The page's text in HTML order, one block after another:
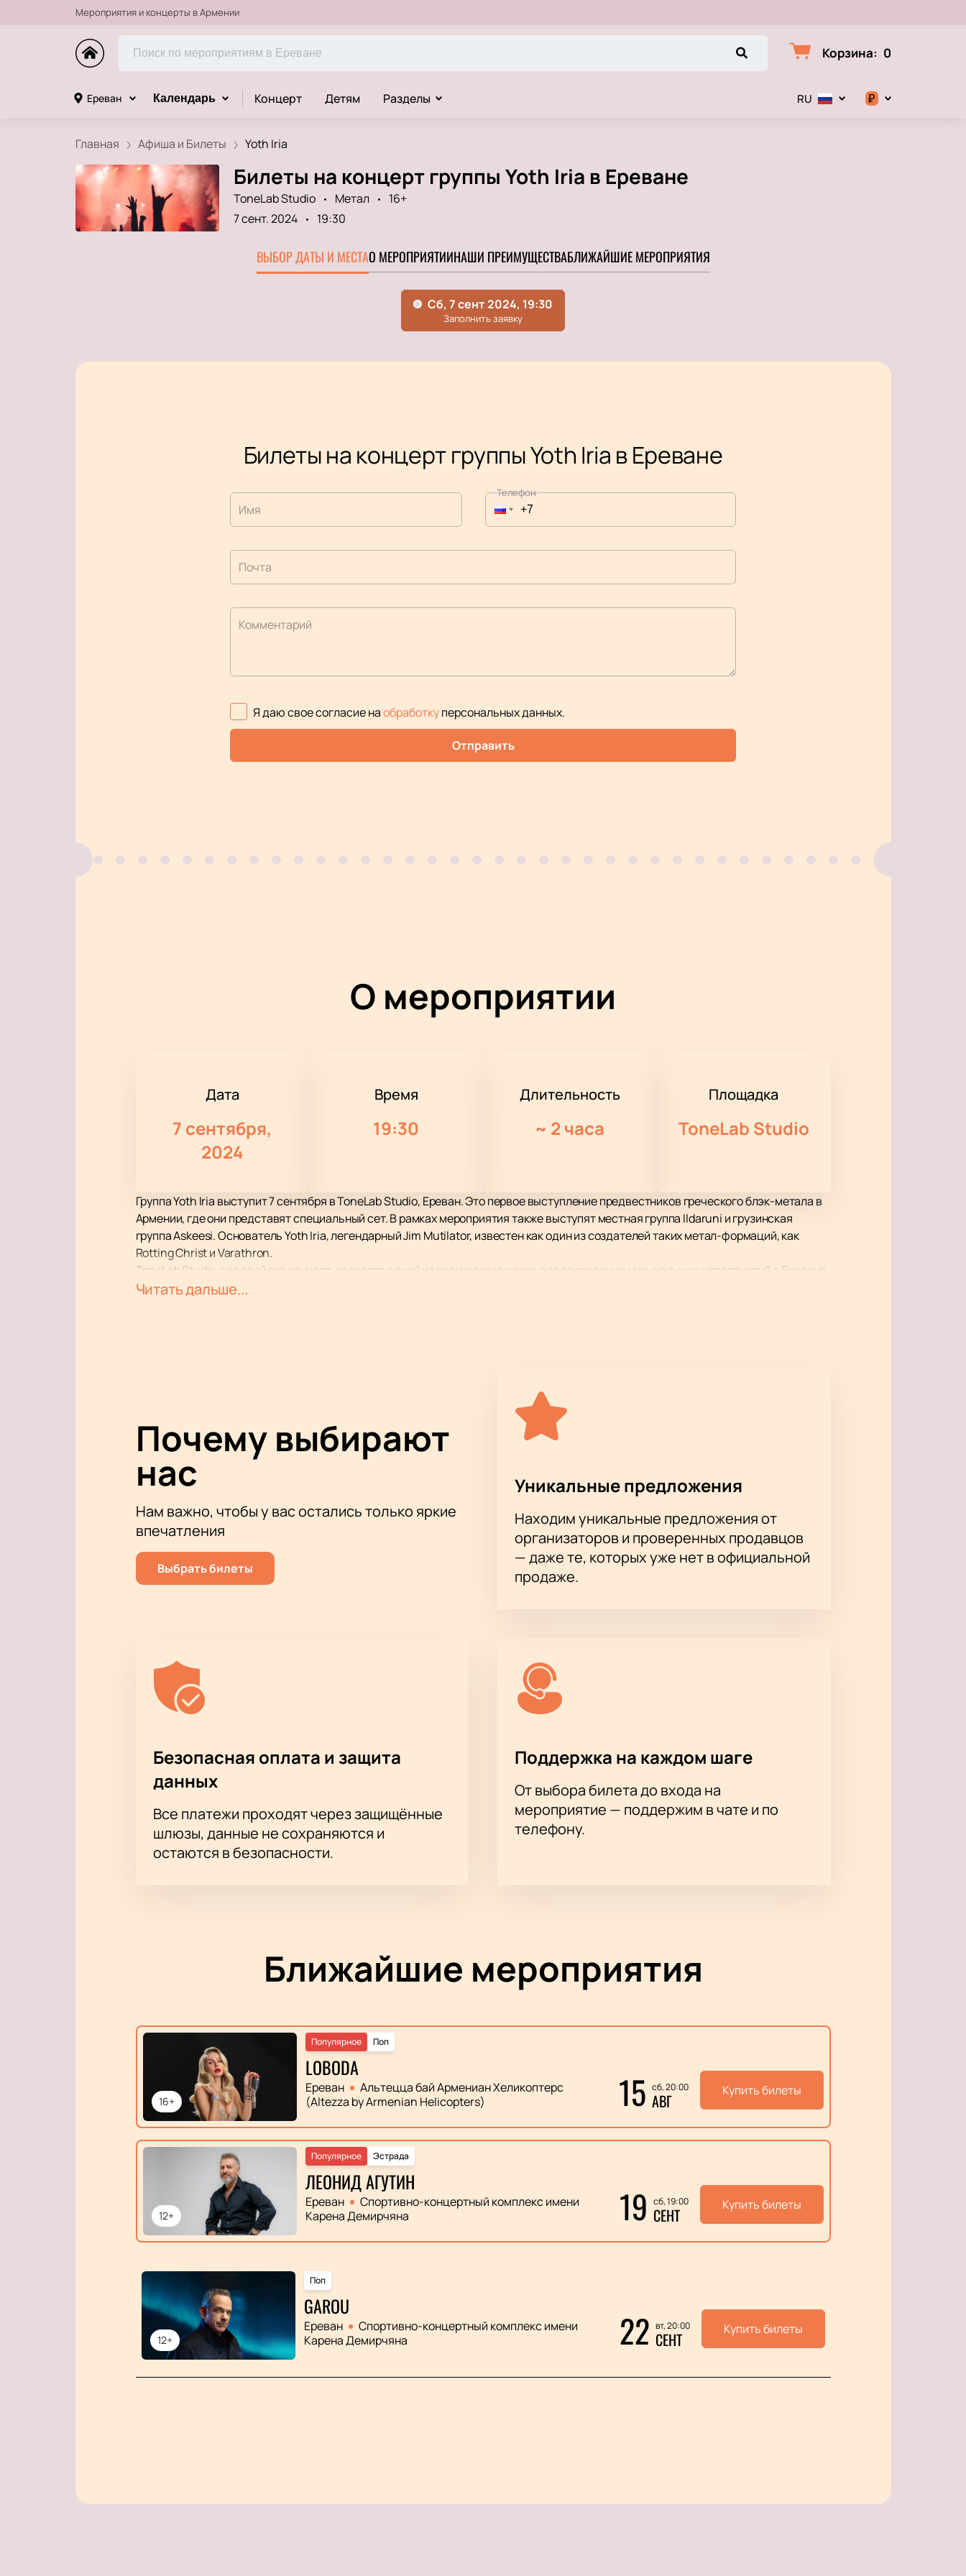
Мероприятия и концерты в Армении
Корзина: 0
Ереван Календарь Концерт Детям Разделы RU ₽
Главная Афиша и Билеты Yoth Iria
Билеты на концерт группы Yoth Iria в Ереване
ToneLab Studio Метал
16+
7 сент. 2024
19:30
ВЫБОР ДАТЫ И МЕСТАО МЕРОПРИЯТИИНАШИ ПРЕИМУЩЕСТВАБЛИЖАЙШИЕ МЕРОПРИЯТИЯ
Билеты на концерт группы Yoth Iria в Ереване
Имя
Телефон
Почта
Комментарий
Я даю свое согласие наобработкуперсональных данных.
Отправить
О мероприятии
Дата
7 сентября,
2024
Время
19:30
Длительность
~ 2 часа
Площадка
ToneLab Studio
Группа Yoth Iria выступит 7 сентября в ToneLab Studio, Ереван. Это первое выступление предвестников греческого блэк-метала в
Армении, где они представят специальный сет. В рамках мероприятия также выступят местная группа Ildaruni и грузинская
группа Askeesi. Основатель Yoth Iria, легендарный Jim Mutilator, известен как один из создателей таких метал-формаций, как
Rotting Christ и Varathron.
ToneLab Studio, где пройдет концерт, является одной из ведущих площадок для проведения музыкальных мероприятий в Ереване.
Студия оборудована современными звуковыми и световыми системами, что обеспечивает высокое качество звука и визуальных
Для тех, кто хочет посетить это уникальное событие, рекомендуется заранее
вам место на концерте и возможность насладиться выступлением легендарных музыкантов.
Не упустите шанс стать частью этого исторического события. Купить билеты на нашем сайте можно в любое удобное время.
Читать дальше...
Почему выбирают
нас
Нам важно, чтобы у вас остались только яркие
впечатления
Выбрать билеты
Уникальные предложения
Находим уникальные предложения от
организаторов и проверенных продавцов
— даже те, которых уже нет в официальной
продаже.
Безопасная оплата и защита
данных
Все платежи проходят через защищённые
шлюзы, данные не сохраняются и
остаются в безопасности.
Поддержка на каждом шаге
От выбора билета до входа на
мероприятие — поддержим в чате и по
телефону.
Ближайшие мероприятия
16+
Поп
Популярное
LOBODA
Ереван
Альтецца бай Армениан Хеликоптерс
(Altezza by Armenian Helicopters)
15 сб, 20:00
АВГ Купить билеты
12+
Эстрада
Популярное
ЛЕОНИД АГУТИН
Ереван
Спортивно-концертный комплекс имени
Карена Демирчяна
19 сб, 19:00
СЕНТ Купить билеты
12+
Поп
GAROU
Ереван
Спортивно-концертный комплекс имени
Карена Демирчяна
22 вт, 20:00
СЕНТ Купить билеты